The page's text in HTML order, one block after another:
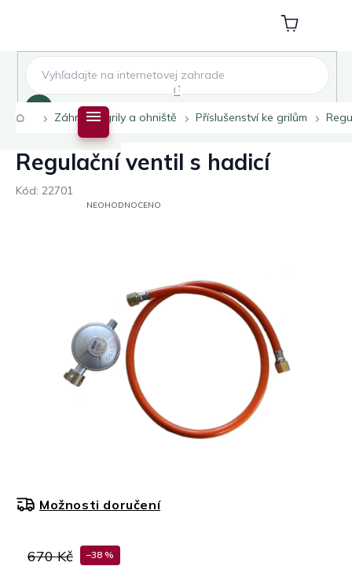
Nákupní
košík
DomůZáhradní grily a ohniště Příslušenství ke grilům
Regulační ventil s hadicí
Kód: 22701
PRŮMĚRNÉNEOHODNOCENO
670 Kč –38 %
Možnosti doručení